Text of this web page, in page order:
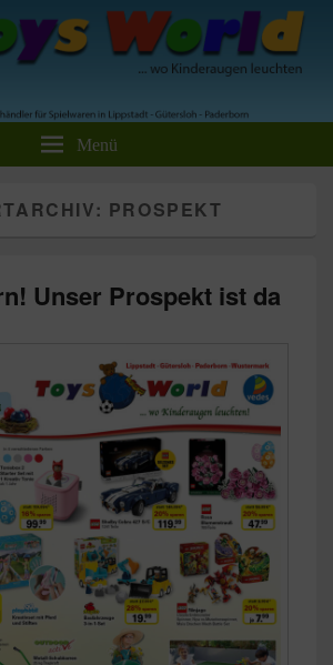
Spielwaren GmbH
und Freizeitartikel
Menü
PROSPEKT
Unser Prospekt ist da